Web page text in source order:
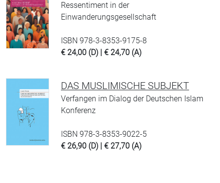
Ressentiment in der
Einwanderungsgesellschaft
ISBN 978-3-8353-9175-8
€ 24,00 (D) | € 24,70 (A)
DAS MUSLIMISCHE SUBJEKT
Verfangen im Dialog der Deutschen Islam
Konferenz
ISBN 978-3-8353-9022-5
€ 26,90 (D) | € 27,70 (A)